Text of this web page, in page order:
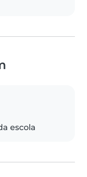
escola